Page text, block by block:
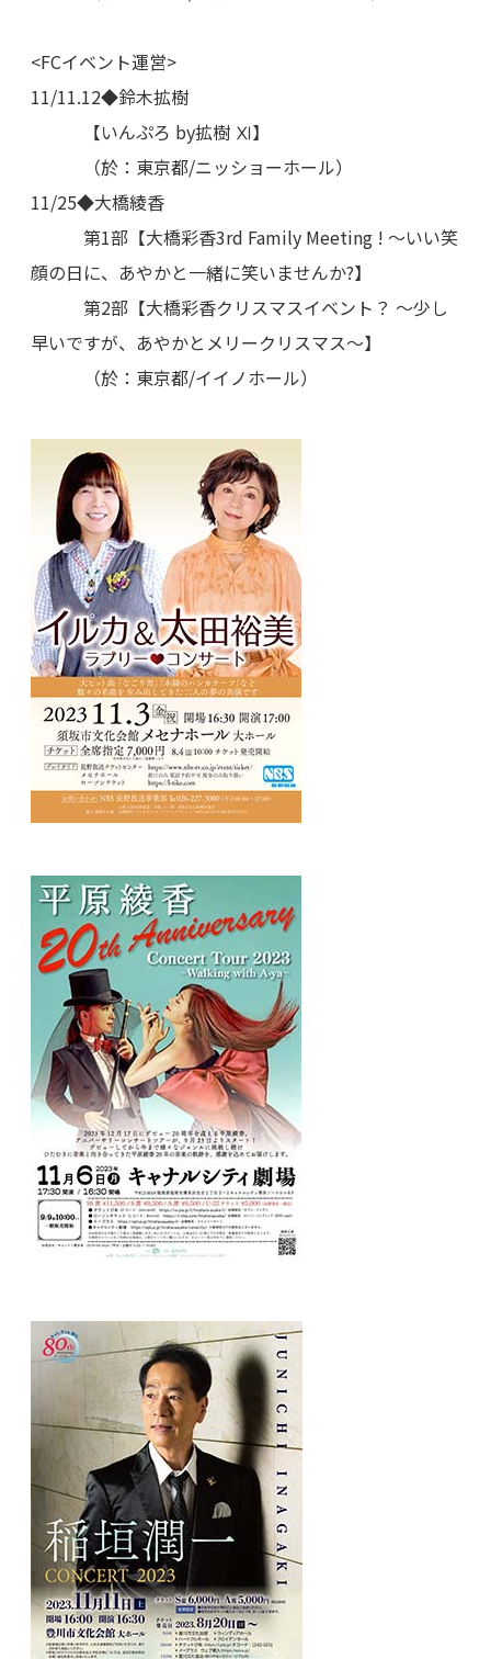
<FCイベント運営>
11/11.12◆鈴木拡樹
【いんぷろ by拡樹 Ⅺ】
（於：東京都/ニッショーホール）
11/25◆大橋綾香
第1部【大橋彩香3rd Family Meeting ! 〜いい笑
顔の日に、あやかと一緒に笑いませんか?】
第2部【大橋彩香クリスマスイベント？ 〜少し
早いですが、あやかとメリークリスマス～】
（於：東京都/イイノホール）